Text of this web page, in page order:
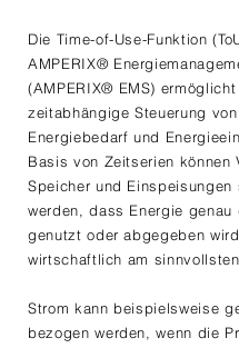
Die Time-of-Use-Funktion
AMPERIX®
(AMPERIX® EMS)
zeitabhängige Steuerung von
Energiebedarf und
Basis von Zeitserien können
Speicher und Einspeisungen
werden, dass Energie genau
genutzt oder abgegeben
wirtschaftlich am
Strom kann beispielsweise
bezogen werden, wenn die